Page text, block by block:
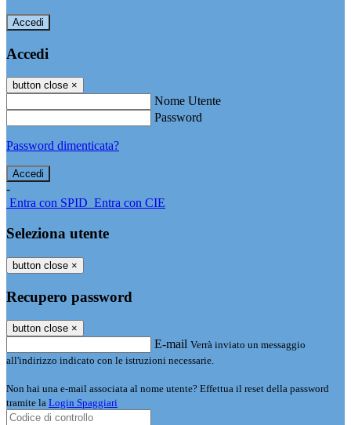
Accedi
Accedi
button close ×
Nome Utente
Password
Password dimenticata?
-
Entra con SPID Entra con CIE
Seleziona utente
button close ×
Recupero password
button close ×
E-mail Verrà inviato un messaggio
all'indirizzo indicato con le istruzioni necessarie.
Non hai una e-mail associata al nome utente? Effettua il reset della password
tramite la Login Spaggiari